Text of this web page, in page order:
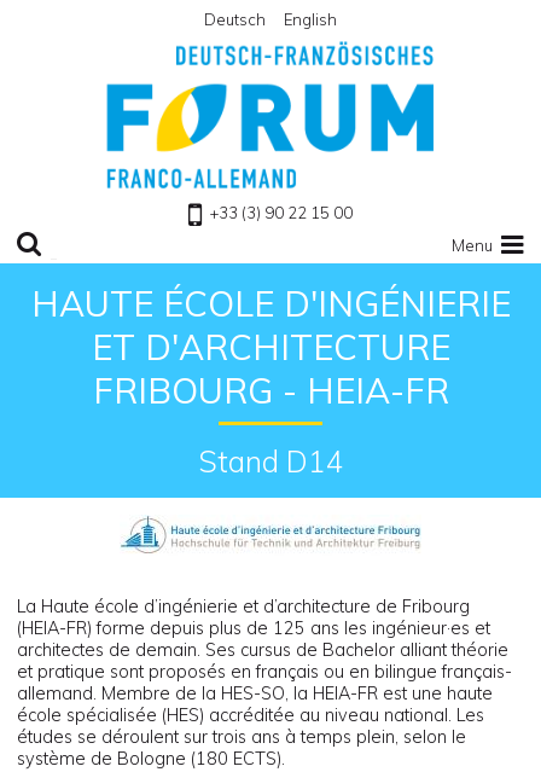
Retour à l'accueil
Deutsch English
+33 (3) 90 22 15 00
Menu
HAUTE ÉCOLE D'INGÉNIERIE
ET D'ARCHITECTURE
FRIBOURG - HEIA-FR
Stand D14
La Haute école d’ingénierie et d’architecture de Fribourg
(HEIA-FR) forme depuis plus de 125 ans les ingénieur·es et
architectes de demain. Ses cursus de Bachelor alliant théorie
et pratique sont proposés en français ou en bilingue français-
allemand. Membre de la HES-SO, la HEIA-FR est une haute
école spécialisée (HES) accréditée au niveau national. Les
études se déroulent sur trois ans à temps plein, selon le
système de Bologne (180 ECTS).